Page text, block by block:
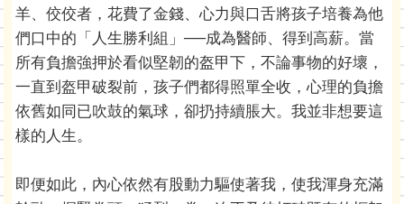
羊、佼佼者，花費了金錢、心力與口舌將孩子培養為他
們口中的「人生勝利組」──成為醫師、得到高薪。當
所有負擔強押於看似堅韌的盔甲下，不論事物的好壞，
一直到盔甲破裂前，孩子們都得照單全收，心理的負擔
依舊如同已吹鼓的氣球，卻扔持續脹大。我並非想要這
樣的人生。
即便如此，內心依然有股動力驅使著我，使我渾身充滿